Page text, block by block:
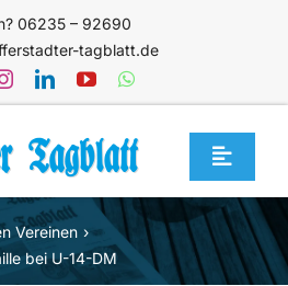
06235 – 92690
tagblatt.de
Toggle
Vereinen
bei U-14-DM